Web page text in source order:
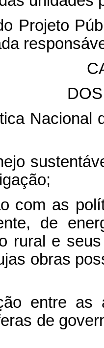
Projeto
Nacional
com as
de
rural e
obras
entre as
de